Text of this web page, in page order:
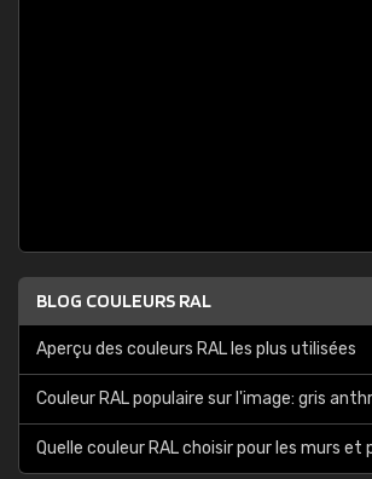
BLOG COULEURS RAL
Aperçu des couleurs RAL les plus utilisées
Couleur RAL populaire sur l'image: gris
Quelle couleur RAL choisir pour les murs et